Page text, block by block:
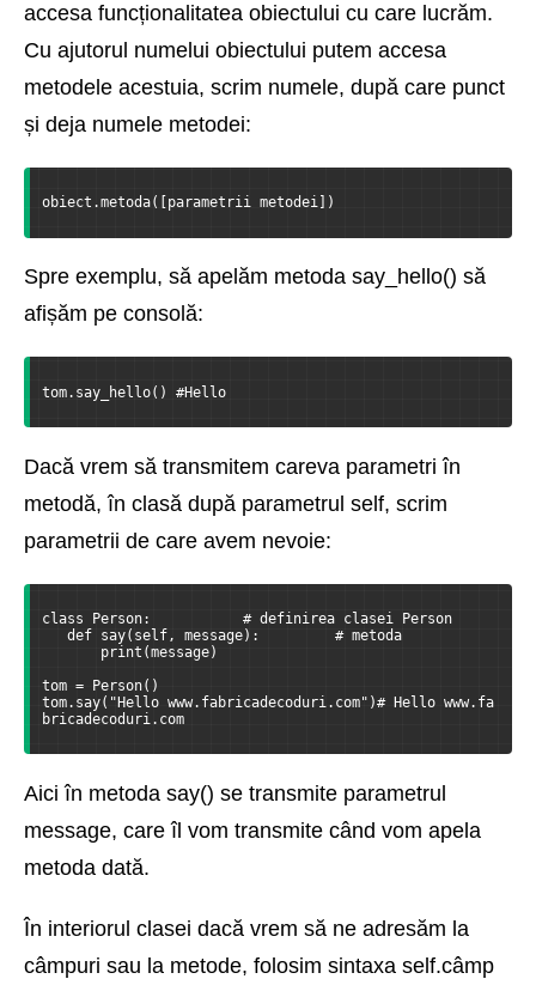
accesa funcționalitatea obiectului cu care lucrăm.
Cu ajutorul numelui obiectului putem accesa
metodele acestuia, scrim numele, după care punct
și deja numele metodei:
obiect.metoda([parametrii metodei])
Spre exemplu, să apelăm metoda say_hello() să
afișăm pe consolă:
tom.say_hello() #Hello
Dacă vrem să transmitem careva parametri în
metodă, în clasă după parametrul self, scrim
parametrii de care avem nevoie:
class Person:           # definirea clasei Person
def say(self, message):         # metoda
print(message)
tom = Person()
tom.say("Hello www.fabricadecoduri.com")# Hello www.fa
bricadecoduri.com
Aici în metoda say() se transmite parametrul
message, care îl vom transmite când vom apela
metoda dată.
În interiorul clasei dacă vrem să ne adresăm la
câmpuri sau la metode, folosim sintaxa self.câmp